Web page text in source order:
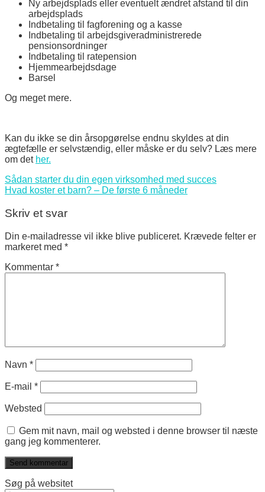
Ny arbejdsplads eller eventuelt ændret afstand til din
arbejdsplads
Indbetaling til fagforening og a kasse
Indbetaling til arbejdsgiveradministrerede
pensionsordninger
Indbetaling til ratepension
Hjemmearbejdsdage
Barsel
Og meget mere.
Kan du ikke se din årsopgørelse endnu skyldes at din
ægtefælle er selvstændig, eller måske er du selv? Læs mere
om det her.
Sådan starter du din egen virksomhed med succes
Hvad koster et barn? – De første 6 måneder
Skriv et svar
Din e-mailadresse vil ikke blive publiceret. Krævede felter er
markeret med *
Kommentar *
Navn *
E-mail *
Websted
Gem mit navn, mail og websted i denne browser til næste
gang jeg kommenterer.
Søg på websitet